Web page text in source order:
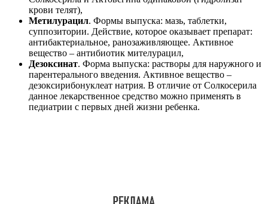
крови телят),
Метилурацил. Формы выпуска: мазь, таблетки,
суппозитории. Действие, которое оказывает препарат:
антибактериальное, ранозаживляющее. Активное
вещество – антибиотик мителурацил,
Дезоксинат. Форма выпуска: растворы для наружного и
парентерального введения. Активное вещество –
дезоксирибонуклеат натрия. В отличие от Солкосерила
данное лекарственное средство можно применять в
педиатрии с первых дней жизни ребенка.